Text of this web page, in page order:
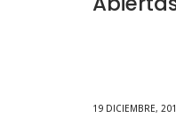
19 DICIEMBRE,